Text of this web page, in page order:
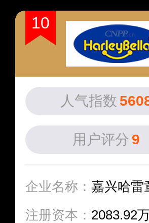
10
人气指数
用户评分 9
企业名称： 嘉兴哈雷
注册资本： 2083.92